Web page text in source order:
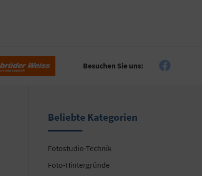
Besuchen Sie uns:
Beliebte Kategorien
Fotostudio-Technik
Foto-Hintergründe